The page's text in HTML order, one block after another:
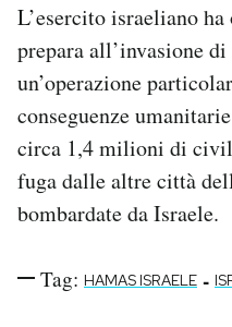
L’esercito israeliano
prepara all’invasione
un’operazione
conseguenze
circa 1,4 milioni di
fuga dalle altre città
bombardate da Israele.
Tag: HAMAS ISRAELE -